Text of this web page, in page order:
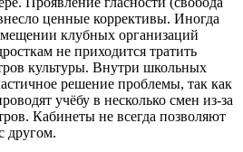
ценные коррективы. Иногда
клубных организаций
не приходится тратить
культуры. Внутри школьных
решение проблемы, так как
учёбу в несколько смен из-за
Кабинеты не всегда позволяют
другом.